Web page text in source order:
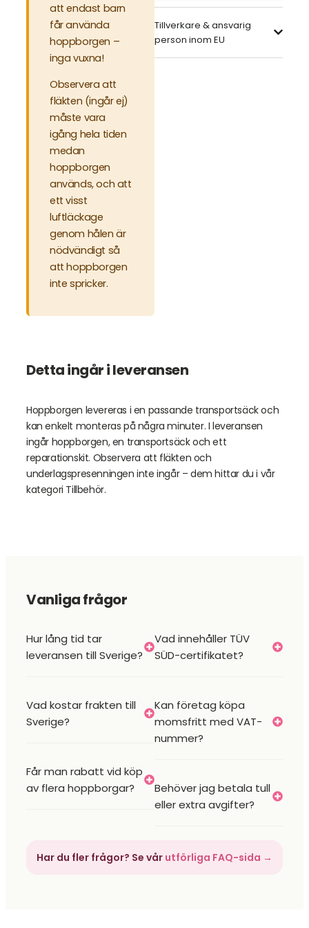
att endast barn
får använda
hoppborgen –
inga vuxna!
Observera att
fläkten (ingår ej)
måste vara
igång hela tiden
medan
hoppborgen
används, och att
ett visst
luftläckage
genom hålen är
nödvändigt så
att hoppborgen
inte spricker.
Tillverkare & ansvarig
person inom EU
Detta ingår i leveransen
Hoppborgen levereras i en passande transportsäck och
kan enkelt monteras på några minuter. I leveransen
ingår hoppborgen, en transportsäck och ett
reparationskit. Observera att fläkten och
underlagspresenningen inte ingår – dem hittar du i vår
kategori Tillbehör.
Vanliga frågor
Hur lång tid tar
leveransen till Sverige?
Vad kostar frakten till
Sverige?
Får man rabatt vid köp
av flera hoppborgar?
Vad innehåller TÜV
SÜD-certifikatet?
Kan företag köpa
momsfritt med VAT-
nummer?
Behöver jag betala tull
eller extra avgifter?
Har du fler frågor? Se vår utförliga FAQ-sida →